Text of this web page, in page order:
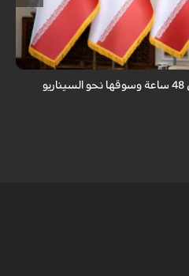
الأعداء وضعوا خططًا وتصوروا أن
بزشكيان: خططوا لإسقاط إيران خلال 48 ساعة وسوقها نحو السيناريو